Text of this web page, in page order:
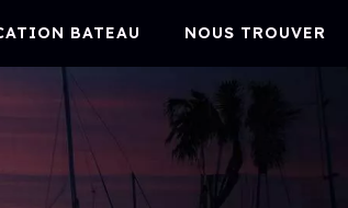
BATEAU NOUS TROUVER